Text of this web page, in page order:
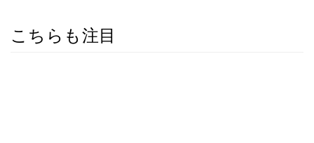
こちらも注目